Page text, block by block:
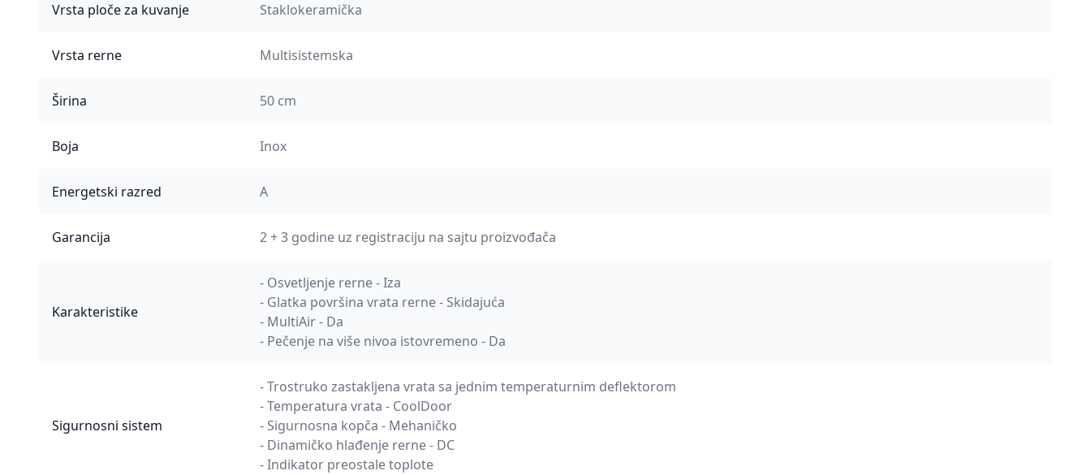
Vrsta ploče za kuvanje Staklokeramička
Vrsta rerne Multisistemska
Širina 50 cm
Boja Inox
Energetski razred A
Garancija 2 + 3 godine uz registraciju na sajtu proizvođača
Karakteristike
- Osvetljenje rerne - Iza
- Glatka površina vrata rerne - Skidajuća
- MultiAir - Da
- Pečenje na više nivoa istovremeno - Da
Sigurnosni sistem
- Trostruko zastakljena vrata sa jednim temperaturnim deflektorom
- Temperatura vrata - CoolDoor
- Sigurnosna kopča - Mehaničko
- Dinamičko hlađenje rerne - DC
- Indikator preostale toplote